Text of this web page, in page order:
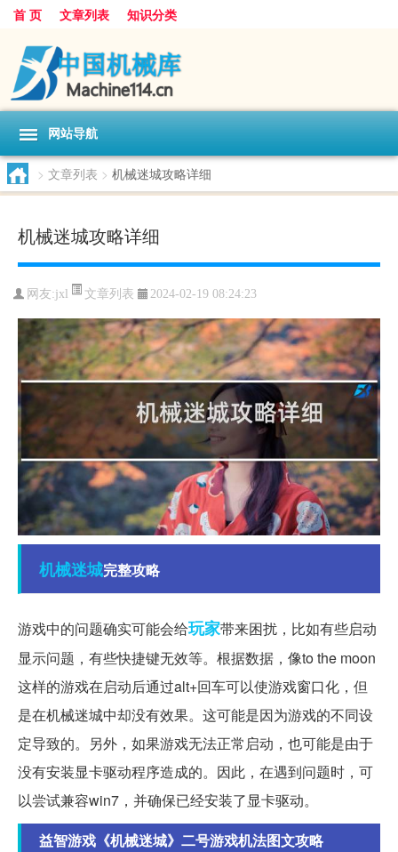
首 页 文章列表 知识分类
网站导航
> 文章列表 > 机械迷城攻略详细
机械迷城攻略详细
网友:jxl 文章列表 2024-02-19 08:24:23
机械迷城完整攻略
游戏中的问题确实可能会给玩家带来困扰，比如有些启动
显示问题，有些快捷键无效等。根据数据，像to the moon
这样的游戏在启动后通过alt+回车可以使游戏窗口化，但
是在机械迷城中却没有效果。这可能是因为游戏的不同设
定导致的。另外，如果游戏无法正常启动，也可能是由于
没有安装显卡驱动程序造成的。因此，在遇到问题时，可
以尝试兼容win7，并确保已经安装了显卡驱动。
益智游戏《机械迷城》二号游戏机法图文攻略